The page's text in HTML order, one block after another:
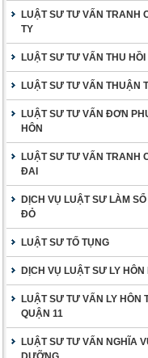
LUẬT SƯ TƯ VẤN TRANH
TY
LUẬT SƯ TƯ VẤN THU HỒI
LUẬT SƯ TƯ VẤN THUẬN
LUẬT SƯ TƯ VẤN ĐƠN
HÔN
LUẬT SƯ TƯ VẤN TRANH
ĐAI
DỊCH VỤ LUẬT SƯ LÀM
ĐỎ
LUẬT SƯ TỐ TỤNG
DỊCH VỤ LUẬT SƯ LY HÔN
LUẬT SƯ TƯ VẤN LY HÔN
QUẬN 11
LUẬT SƯ TƯ VẤN NGHĨA